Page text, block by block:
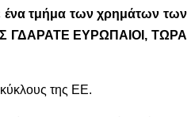
τμήμα των χρημάτων των
ΓΔΑΡΑΤΕ ΕΥΡΩΠΑΙΟΙ, ΤΩΡΑ
της ΕΕ.